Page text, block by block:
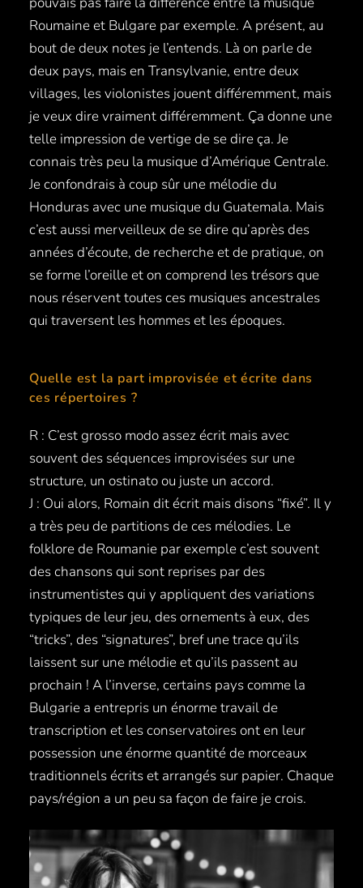
Roumaine et Bulgare par exemple. A présent, au
bout de deux notes je l’entends. Là on parle de
deux pays, mais en Transylvanie, entre deux
villages, les violonistes jouent différemment, mais
je veux dire vraiment différemment. Ça donne une
telle impression de vertige de se dire ça. Je
connais très peu la musique d’Amérique Centrale.
Je confondrais à coup sûr une mélodie du
Honduras avec une musique du Guatemala. Mais
c’est aussi merveilleux de se dire qu’après des
années d’écoute, de recherche et de pratique, on
se forme l’oreille et on comprend les trésors que
nous réservent toutes ces musiques ancestrales
qui traversent les hommes et les époques.
Quelle est la part improvisée et écrite dans
ces répertoires ?
R : C’est grosso modo assez écrit mais avec
souvent des séquences improvisées sur une
structure, un ostinato ou juste un accord.
J : Oui alors, Romain dit écrit mais disons “fixé”. Il y
a très peu de partitions de ces mélodies. Le
folklore de Roumanie par exemple c’est souvent
des chansons qui sont reprises par des
instrumentistes qui y appliquent des variations
typiques de leur jeu, des ornements à eux, des
“tricks”, des “signatures”, bref une trace qu’ils
laissent sur une mélodie et qu’ils passent au
prochain ! A l’inverse, certains pays comme la
Bulgarie a entrepris un énorme travail de
transcription et les conservatoires ont en leur
possession une énorme quantité de morceaux
traditionnels écrits et arrangés sur papier. Chaque
pays/région a un peu sa façon de faire je crois.